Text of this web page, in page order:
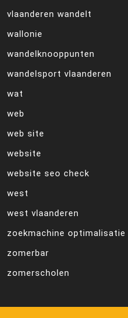
vlaanderen wandelt
wallonie
wandelknooppunten
wandelsport vlaanderen
wat
web
web site
website
website seo check
west
west vlaanderen
zoekmachine optimalisatie
zomerbar
zomerscholen